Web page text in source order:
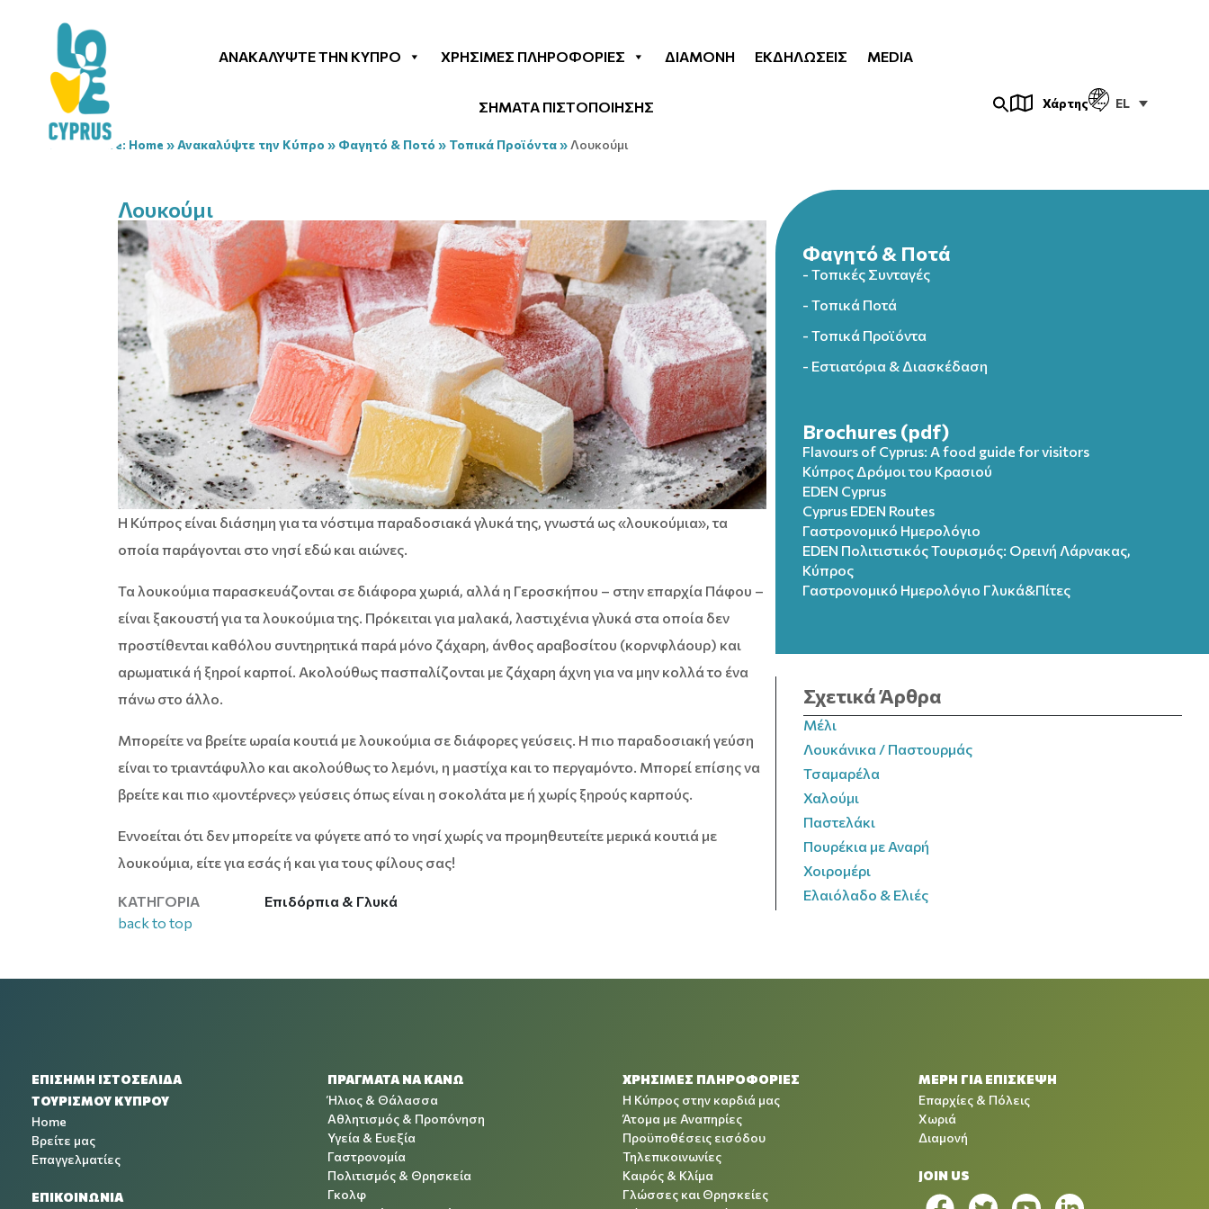
ΑΝΑΚΑΛΎΨΤΕ ΤΗΝ ΚΎΠΡΟ ΧΡΉΣΙΜΕΣ ΠΛΗΡΟΦΟΡΊΕΣ ΔΙΑΜΟΝΉ ΕΚΔΗΛΏΣΕΙΣ MEDIA
ΣΗΜΑΤΑ ΠΙΣΤΟΠΟΙΗΣΗΣ Χάρτης EL
You are here: Home »Ανακαλύψτε την Κύπρο » Φαγητό & Ποτό » Τοπικά Προϊόντα» Λουκούμι
Λουκούμι
Η Κύπρος είναι διάσημη για τα νόστιμα παραδοσιακά γλυκά της, γνωστά ως «λουκούμια», τα
οποία παράγονται στο νησί εδώ και αιώνες.
Τα λουκούμια παρασκευάζονται σε διάφορα χωριά, αλλά η Γεροσκήπου – στην επαρχία Πάφου –
είναι ξακουστή για τα λουκούμια της. Πρόκειται για μαλακά, λαστιχένια γλυκά στα οποία δεν
προστίθενται καθόλου συντηρητικά παρά μόνο ζάχαρη, άνθος αραβοσίτου (κορνφλάουρ) και
αρωματικά ή ξηροί καρποί. Ακολούθως πασπαλίζονται με ζάχαρη άχνη για να μην κολλά το ένα
πάνω στο άλλο.
Μπορείτε να βρείτε ωραία κουτιά με λουκούμια σε διάφορες γεύσεις. Η πιο παραδοσιακή γεύση
είναι το τριαντάφυλλο και ακολούθως το λεμόνι, η μαστίχα και το περγαμόντο. Μπορεί επίσης να
βρείτε και πιο «μοντέρνες» γεύσεις όπως είναι η σοκολάτα με ή χωρίς ξηρούς καρπούς.
Εννοείται ότι δεν μπορείτε να φύγετε από το νησί χωρίς να προμηθευτείτε μερικά κουτιά με
λουκούμια, είτε για εσάς ή και για τους φίλους σας!
ΚΑΤΗΓΟΡΊΑ
Επιδόρπια & Γλυκά
back to top
Φαγητό & Ποτά
- Τοπικές Συνταγές
- Τοπικά Ποτά
- Τοπικά Προϊόντα
- Εστιατόρια & Διασκέδαση
Brochures (pdf)
Flavours of Cyprus: A food guide for visitors
Κύπρος Δρόμοι του Κρασιού
EDEN Cyprus
Cyprus EDEN Routes
Γαστρονομικό Ημερολόγιο
EDEN Πολιτιστικός Τουρισμός: Ορεινή Λάρνακας,
Κύπρος
Γαστρονομικό Ημερολόγιo Γλυκά&Πίτες
Σχετικά Άρθρα
Μέλι
Λουκάνικα / Παστουρμάς
Τσαμαρέλα
Χαλούμι
Παστελάκι
Πουρέκια με Αναρή
Χοιρομέρι
Ελαιόλαδο & Ελιές
ΕΠΙΣΗΜΗ ΙΣΤΟΣΕΛΙΔΑ
ΤΟΥΡΙΣΜΟΥ ΚΥΠΡΟΥ
Home
Βρείτε μας
Επαγγελματίες
ΕΠΙΚΟΙΝΩΝΙΑ
ΠΡΑΓΜΑΤΑ ΝΑ ΚΑΝΩ
Ήλιος & Θάλασσα
Αθλητισμός & Προπόνηση
Υγεία & Ευεξία
Γαστρονομία
Πολιτισμός & Θρησκεία
Γκολφ
ΧΡΉΣΙΜΕΣ ΠΛΗΡΟΦΟΡΊΕΣ
Η Κύπρος στην καρδιά μας
Άτομα με Αναπηρίες
Προϋποθέσεις εισόδου
Τηλεπικοινωνίες
Καιρός & Κλίμα
Γλώσσες και Θρησκείες
ΜΕΡΗ ΓΙΑ ΕΠΙΣΚΕΨΗ
Επαρχίες & Πόλεις
Χωριά
Διαμονή
JOIN US